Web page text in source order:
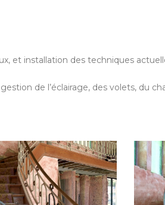
et installation des techniques
de l’éclairage, des volets, du